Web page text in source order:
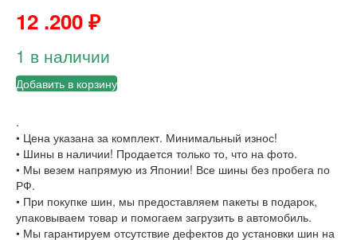
12 .200₽
1 в наличии
Добавить в корзину
.
• Цена указана за комплект. Минимальный износ!
• Шины в наличии! Продается только то, что на фото.
• Мы везем напрямую из Японии! Все шины без пробега по
РФ.
• При покупке шин, мы предоставляем пакеты в подарок,
упаковываем товар и помогаем загрузить в автомобиль.
• Мы гарантируем отсутствие дефектов до установки шин на